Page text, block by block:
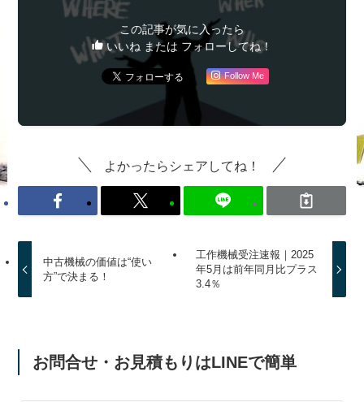
この記事が気に入ったら
いいね または フォローしてね！
Follow Me
よかったらシェアしてね！
中古機械の価値は“使い
方”で決まる！
工作機械受注速報｜2025
年5月は前年同月比プラス
3.4％
お問合せ・お見積もりはLINEで簡単